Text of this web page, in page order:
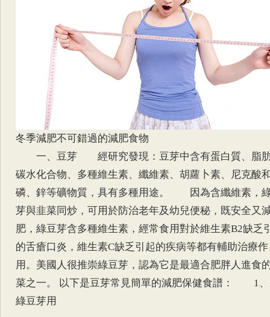
冬季減肥不可錯過的減肥食物
一、豆芽 經研究發現：豆芽中含有蛋白質、脂
碳水化合物、多種維生素、纖維素、胡蘿卜素、尼克酸
磷、鋅等礦物質，具有多種用途。 因為含纖維素，
芽與韭菜同炒，可用於防治老年及幼兒便秘，既安全又
肥，綠豆芽含多種維生素，經常食用對於維生素B2缺乏
的舌瘡口炎，維生素C缺乏引起的疾病等都有輔助治療作
用。美國人很推崇綠豆芽，認為它是最適合肥胖人進食
菜之一。 以下是豆芽常見簡單的減肥保健食譜： 1
綠豆芽用